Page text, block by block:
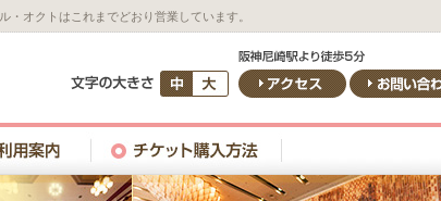
オクトはこれまでどおり営業しています。